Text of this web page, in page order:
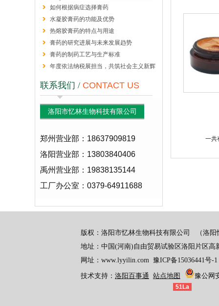
如何根据病症选择膏药
水凝胶膏药的功能及优势
热熔胶膏药的特点与用途
膏药的研究进展与未来发展趋势
膏药的制药工艺与生产标准
年度依法纳税展担当，共筑社会主义新辉
联系我们 / CONTACT US
洛阳市忆林生物科技有限公司
郑州营业部：18637909819
洛阳营业部：13803840406
禹州营业部：19838135144
工厂办公室：0379-64911688
一共
版权：洛阳市忆林生物科技有限公司
（洛阳
地址：中国(河南)自由贸易试验区洛阳片区
网址：www.lyyilin.com 豫ICP备15036441号-1
技术支持： 洛阳百事通 站点地图 豫公网
51La